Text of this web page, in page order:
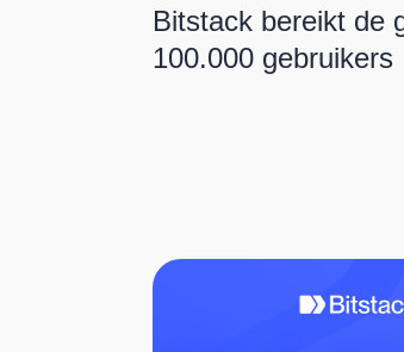
Bitstack bereikt de
100.000 gebruikers